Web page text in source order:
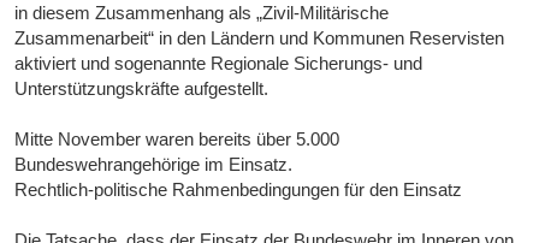
in diesem Zusammenhang als „Zivil-Militärische
Zusammenarbeit“ in den Ländern und Kommunen Reservisten
aktiviert und sogenannte Regionale Sicherungs- und
Unterstützungskräfte aufgestellt.
Mitte November waren bereits über 5.000
Bundeswehrangehörige im Einsatz.
Rechtlich-politische Rahmenbedingungen für den Einsatz